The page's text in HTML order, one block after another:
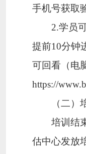
手机号获取
2.学员
提前10分钟
可回看（电
https://
（二）
培训结
估中心发放